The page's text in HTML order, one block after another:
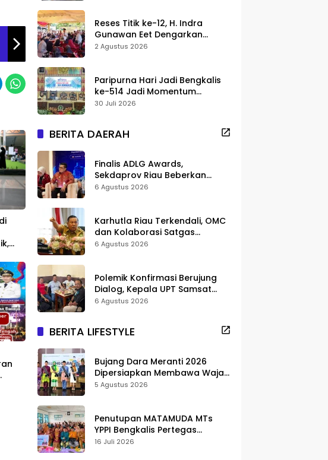
Reses Titik ke-12, H. Indra
Gunawan Eet Dengarkan
Aspirasi Senggoro
2 Agustus 2026
Paripurna Hari Jadi Bengkalis
ke-514 Jadi Momentum
Perkuat Persatuan dan
30 Juli 2026
BERITA DAERAH
Finalis ADLG Awards,
Sekdaprov Riau Beberkan
Strategi Digitalisasi untuk
6 Agustus 2026
Karhutla Riau Terkendali, OMC
dan Kolaborasi Satgas
Berhasil Tekan Titik Api
6 Agustus 2026
Polemik Konfirmasi Berujung
Dialog, Kepala UPT Samsat
Bengkalis Minta Maaf
6 Agustus 2026
BERITA LIFESTYLE
Bujang Dara Meranti 2026
Dipersiapkan Membawa Wajah
Daerah ke Publik
5 Agustus 2026
Penutupan MATAMUDA MTs
YPPI Bengkalis Pertegas
Pendidikan Berbasis Adat dan
16 Juli 2026